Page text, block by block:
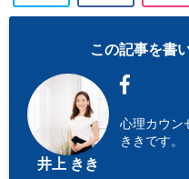
この記事を書
井上 きき
心理カウン
ききです。